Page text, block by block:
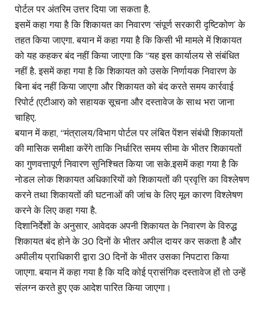
पोर्टल पर अंतरिम उत्तर दिया जा सकता है.
इसमें कहा गया है कि शिकायत का निवारण ‘संपूर्ण सरकारी दृष्टिकोण’ के
तहत किया जाएगा. बयान में कहा गया है कि किसी भी मामले में शिकायत
को यह कहकर बंद नहीं किया जाएगा कि “यह इस कार्यालय से संबंधित
नहीं है. इसमें कहा गया है कि शिकायत को उसके निर्णायक निवारण के
बिना बंद नहीं किया जाएगा और शिकायत को बंद करते समय कार्रवाई
रिपोर्ट (एटीआर) को सहायक सूचना और दस्तावेज के साथ भरा जाना
चाहिए.
बयान में कहा, “मंत्रालय/विभाग पोर्टल पर लंबित पेंशन संबंधी शिकायतों
की मासिक समीक्षा करेंगे ताकि निर्धारित समय सीमा के भीतर शिकायतों
का गुणवत्तापूर्ण निवारण सुनिश्चित किया जा सके.इसमें कहा गया है कि
नोडल लोक शिकायत अधिकारियों को शिकायतों की प्रवृत्ति का विश्लेषण
करने तथा शिकायतों की घटनाओं की जांच के लिए मूल कारण विश्लेषण
करने के लिए कहा गया है.
दिशानिर्देशों के अनुसार, आवेदक अपनी शिकायत के निवारण के विरुद्ध
शिकायत बंद होने के 30 दिनों के भीतर अपील दायर कर सकता है और
अपीलीय प्राधिकारी द्वारा 30 दिनों के भीतर उसका निपटारा किया
जाएगा. बयान में कहा गया है कि यदि कोई प्रासंगिक दस्तावेज हों तो उन्हें
संलग्न करते हुए एक आदेश पारित किया जाएगा।